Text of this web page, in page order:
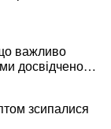
важливо
досвідченої
зсипалися